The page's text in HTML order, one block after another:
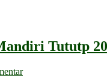
Tututp